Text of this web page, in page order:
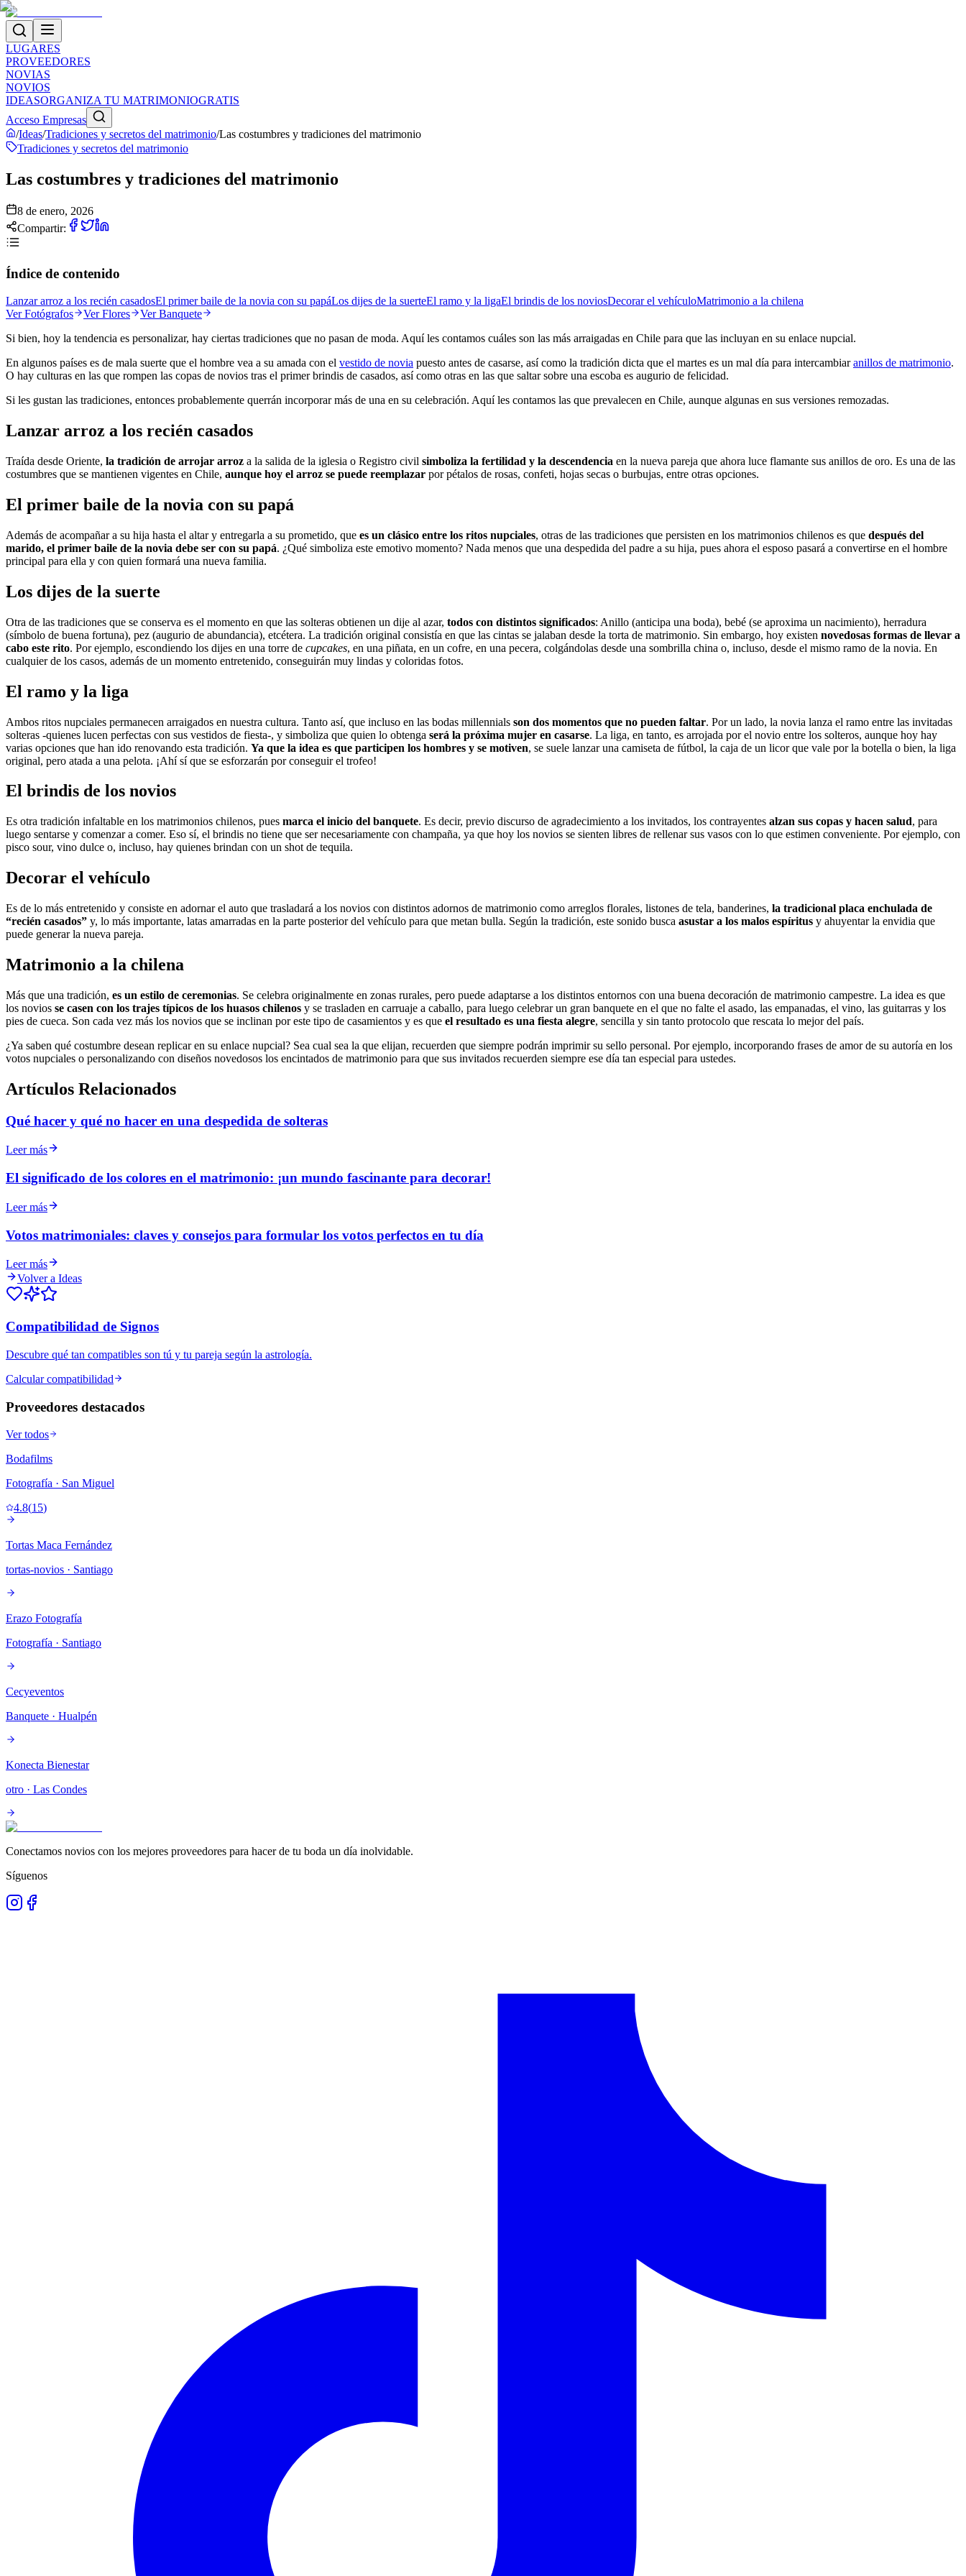
LUGARES
PROVEEDORES
NOVIAS
NOVIOS
IDEASORGANIZA TU MATRIMONIOGRATIS
Acceso Empresas
/Ideas/Tradiciones y secretos del matrimonio/Las costumbres y tradiciones del matrimonio
Tradiciones y secretos del matrimonio
Las costumbres y tradiciones del matrimonio
8 de enero, 2026
Compartir:
Índice de contenido
Lanzar arroz a los recién casadosEl primer baile de la novia con su papáLos dijes de la suerteEl ramo y la ligaEl brindis de los noviosDecorar el vehículoMatrimonio a la chilena
VerFotógrafos VerFlores VerBanquete
Si bien, hoy la tendencia es personalizar, hay ciertas tradiciones que no pasan de moda. Aquí les contamos cuáles son las más arraigadas en Chile para que las incluyan en su enlace nupcial.
En algunos países es de mala suerte que el hombre vea a su amada con el vestido de novia puesto antes de casarse, así como la tradición dicta que el martes es un mal día para intercambiaranillos de matrimonio.
O hay culturas en las que rompen las copas de novios tras el primer brindis de casados, así como otras en las que saltar sobre una escoba es augurio de felicidad.
Si les gustan las tradiciones, entonces probablemente querrán incorporar más de una en su celebración. Aquí les contamos las que prevalecen en Chile, aunque algunas en sus versiones remozadas.
Lanzar arroz a los recién casados
Traída desde Oriente, la tradición de arrojar arroz a la salida de la iglesia o Registro civil simboliza la fertilidad y la descendencia en la nueva pareja que ahora luce flamante sus anillos de oro. Es una de las
costumbres que se mantienen vigentes en Chile, aunque hoy el arroz se puede reemplazar por pétalos de rosas, confeti, hojas secas o burbujas, entre otras opciones.
El primer baile de la novia con su papá
Además de acompañar a su hija hasta el altar y entregarla a su prometido, que es un clásico entre los ritos nupciales, otras de las tradiciones que persisten en los matrimonios chilenos es que después del
marido, el primer baile de la novia debe ser con su papá. ¿Qué simboliza este emotivo momento? Nada menos que una despedida del padre a su hija, pues ahora el esposo pasará a convertirse en el hombre
principal para ella y con quien formará una nueva familia.
Los dijes de la suerte
Otra de las tradiciones que se conserva es el momento en que las solteras obtienen un dije al azar, todos con distintos significados: Anillo (anticipa una boda), bebé (se aproxima un nacimiento), herradura
(símbolo de buena fortuna), pez (augurio de abundancia), etcétera. La tradición original consistía en que las cintas se jalaban desde la torta de matrimonio. Sin embargo, hoy existen novedosas formas de llevar a
cabo este rito. Por ejemplo, escondiendo los dijes en una torre de cupcakes, en una piñata, en un cofre, en una pecera, colgándolas desde una sombrilla china o, incluso, desde el mismo ramo de la novia. En
cualquier de los casos, además de un momento entretenido, conseguirán muy lindas y coloridas fotos.
El ramo y la liga
Ambos ritos nupciales permanecen arraigados en nuestra cultura. Tanto así, que incluso en las bodas millennials son dos momentos que no pueden faltar. Por un lado, la novia lanza el ramo entre las invitadas
solteras -quienes lucen perfectas con sus vestidos de fiesta-, y simboliza que quien lo obtenga será la próxima mujer en casarse. La liga, en tanto, es arrojada por el novio entre los solteros, aunque hoy hay
varias opciones que han ido renovando esta tradición. Ya que la idea es que participen los hombres y se motiven, se suele lanzar una camiseta de fútbol, la caja de un licor que vale por la botella o bien, la liga
original, pero atada a una pelota. ¡Ahí sí que se esforzarán por conseguir el trofeo!
El brindis de los novios
Es otra tradición infaltable en los matrimonios chilenos, pues marca el inicio del banquete. Es decir, previo discurso de agradecimiento a los invitados, los contrayentes alzan sus copas y hacen salud, para
luego sentarse y comenzar a comer. Eso sí, el brindis no tiene que ser necesariamente con champaña, ya que hoy los novios se sienten libres de rellenar sus vasos con lo que estimen conveniente. Por ejemplo, con
pisco sour, vino dulce o, incluso, hay quienes brindan con un shot de tequila.
Decorar el vehículo
Es de lo más entretenido y consiste en adornar el auto que trasladará a los novios con distintos adornos de matrimonio como arreglos florales, listones de tela, banderines, la tradicional placa enchulada de
“recién casados” y, lo más importante, latas amarradas en la parte posterior del vehículo para que metan bulla. Según la tradición, este sonido busca asustar a los malos espíritus y ahuyentar la envidia que
puede generar la nueva pareja.
Matrimonio a la chilena
Más que una tradición, es un estilo de ceremonias. Se celebra originalmente en zonas rurales, pero puede adaptarse a los distintos entornos con una buena decoración de matrimonio campestre. La idea es que
los novios se casen con los trajes típicos de los huasos chilenos y se trasladen en carruaje a caballo, para luego celebrar un gran banquete en el que no falte el asado, las empanadas, el vino, las guitarras y los
pies de cueca. Son cada vez más los novios que se inclinan por este tipo de casamientos y es que el resultado es una fiesta alegre, sencilla y sin tanto protocolo que rescata lo mejor del país.
¿Ya saben qué costumbre desean replicar en su enlace nupcial? Sea cual sea la que elijan, recuerden que siempre podrán imprimir su sello personal. Por ejemplo, incorporando frases de amor de su autoría en los
votos nupciales o personalizando con diseños novedosos los encintados de matrimonio para que sus invitados recuerden siempre ese día tan especial para ustedes.
Artículos Relacionados
Qué hacer y qué no hacer en una despedida de solteras
Leer más
El significado de los colores en el matrimonio: ¡un mundo fascinante para decorar!
Leer más
Votos matrimoniales: claves y consejos para formular los votos perfectos en tu día
Leer más
Volver a Ideas
Compatibilidad de Signos
Descubre qué tan compatibles son tú y tu pareja según la astrología.
Calcular compatibilidad
Proveedores destacados
Ver todos
Bodafilms
Fotografía · San Miguel
4.8(15)
Tortas Maca Fernández
tortas-novios · Santiago
Erazo Fotografía
Fotografía · Santiago
Cecyeventos
Banquete · Hualpén
Konecta Bienestar
otro · Las Condes
Conectamos novios con los mejores proveedores para hacer de tu boda un día inolvidable.
Síguenos